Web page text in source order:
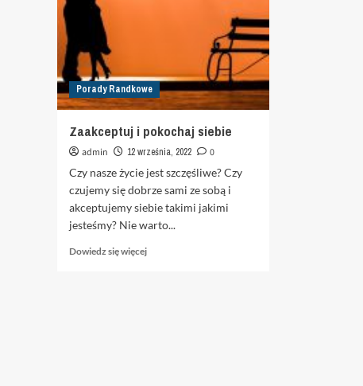
Porady Randkowe
Zaakceptuj i pokochaj siebie
admin 12 września, 2022
0
Czy nasze życie jest szczęśliwe? Czy
czujemy się dobrze sami ze sobą i
akceptujemy siebie takimi jakimi
jesteśmy? Nie warto...
Dowiedz się więcejDowiedz